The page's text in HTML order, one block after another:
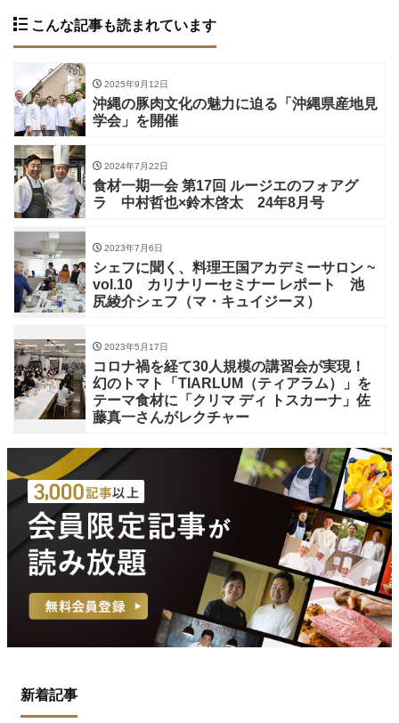
こんな記事も読まれています
2025年9月12日
沖縄の豚肉文化の魅力に迫る「沖縄県産地見
学会」を開催
2024年7月22日
食材一期一会 第17回 ルージエのフォアグ
ラ 中村哲也×鈴木啓太 24年8月号
2023年7月6日
シェフに聞く、料理王国アカデミーサロン ~
vol.10 カリナリーセミナー レポート 池
尻綾介シェフ（マ・キュイジーヌ）
2023年5月17日
コロナ禍を経て30人規模の講習会が実現！
幻のトマト「TIARLUM（ティアラム）」を
テーマ食材に「クリマ ディ トスカーナ」佐
藤真一さんがレクチャー
新着記事